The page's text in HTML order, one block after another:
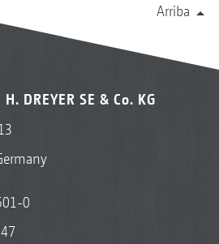
Arriba
DREYER SE & Co. KG
0